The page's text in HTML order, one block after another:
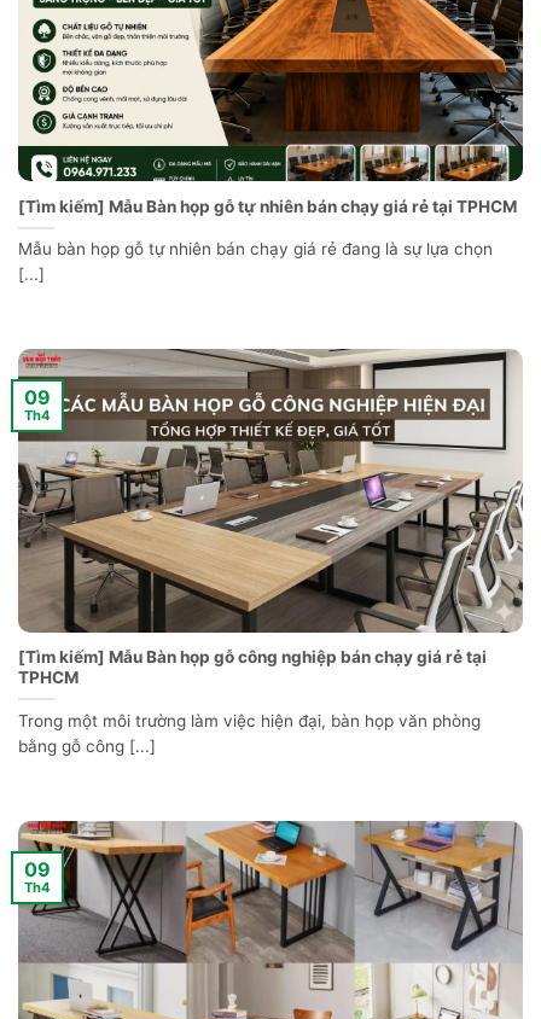
[Tìm kiếm] Mẫu Bàn họp gỗ tự nhiên bán chạy giá rẻ tại TPHCM
Mẫu bàn họp gỗ tự nhiên bán chạy giá rẻ đang là sự lựa chọn
[...]
[Tìm kiếm] Mẫu Bàn họp gỗ công nghiệp bán chạy giá rẻ tại
TPHCM
Trong một môi trường làm việc hiện đại, bàn họp văn phòng
bằng gỗ công [...]
09
Th4
09
Th4